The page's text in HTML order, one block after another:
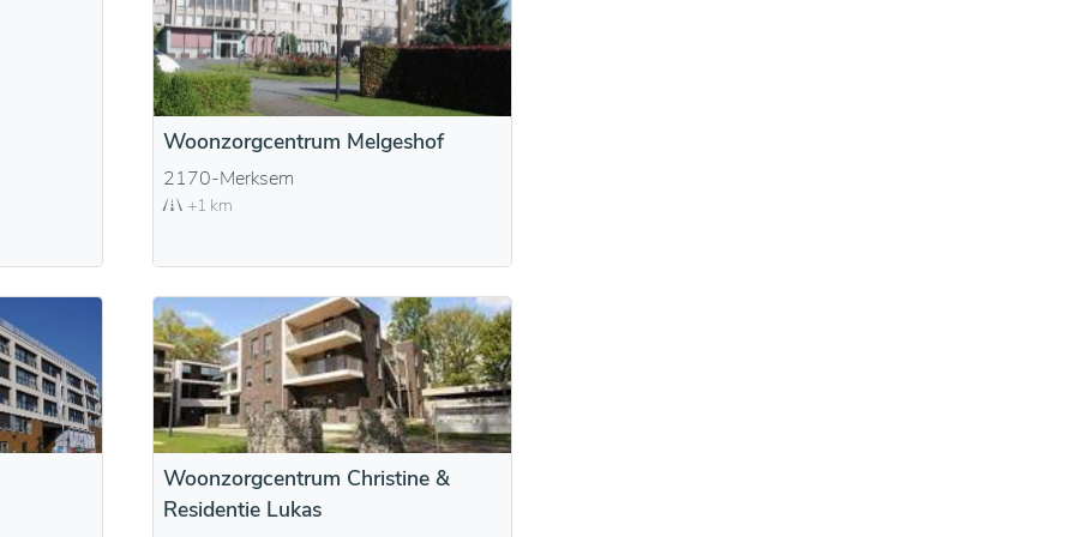
Woonzorgcentrum Melgeshof
2170-Merksem
+1 km
Woonzorgcentrum Christine &
Residentie Lukas